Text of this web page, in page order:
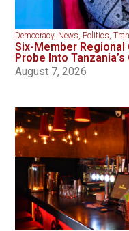
Democracy, News, Politics,
Six-Member Regional
Probe Into
August 7, 2026